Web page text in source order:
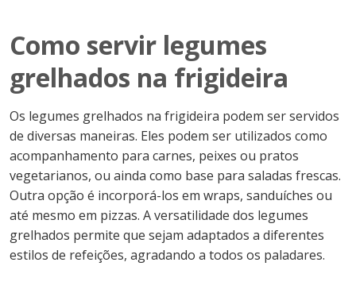
Como servir legumes
grelhados na frigideira
Os legumes grelhados na frigideira podem ser servidos
de diversas maneiras. Eles podem ser utilizados como
acompanhamento para carnes, peixes ou pratos
vegetarianos, ou ainda como base para saladas frescas.
Outra opção é incorporá-los em wraps, sanduíches ou
até mesmo em pizzas. A versatilidade dos legumes
grelhados permite que sejam adaptados a diferentes
estilos de refeições, agradando a todos os paladares.